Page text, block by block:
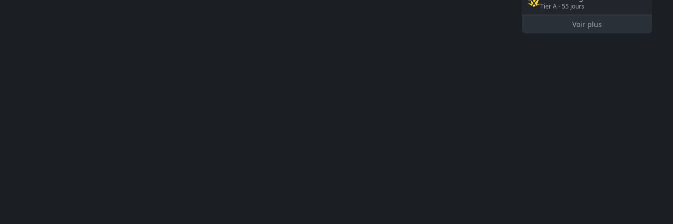
TierA- 55 jours
Voir plus